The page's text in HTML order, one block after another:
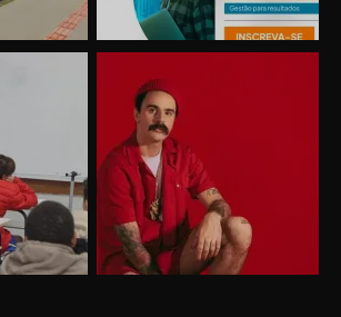
“Vozes pela Vida” celebra 10 anos com show
em Uberlândia
“Vem pra Praça!” reunirá arte, cultura e
gastronomia de Uberlândia em dois dias de
“Uma prosa de valor” é o tema da roda de
conversa com o diretor e a produtora do
espetáculo Bárbara